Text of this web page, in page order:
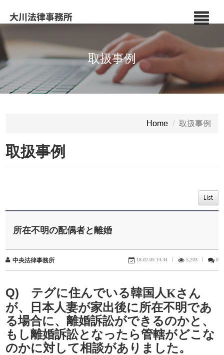
取扱事例
Home 取扱事例
取扱事例
List
所在不明の配偶者と離婚
中央法律事務所 18-02-05 14:44 5,203 0
​Q) テグに住んでいる韓国人Kさん
が、日本人妻が家出後に所在不明であ
る場合に、離婚訴訟ができるのかと、
もし離婚訴訟となったら管轄がどこな
のかに対して相談がありました。